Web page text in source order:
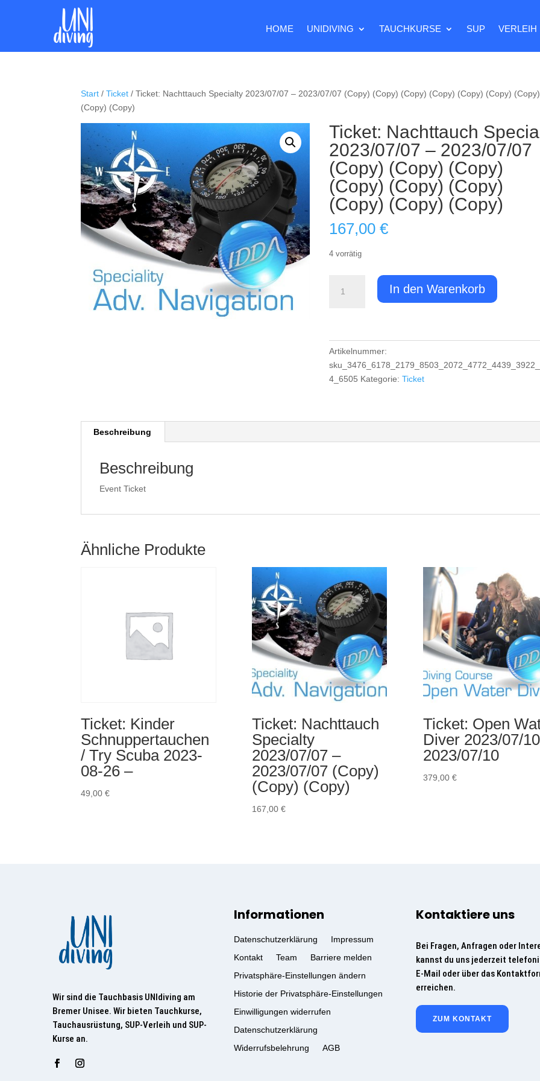
HOME UNIDIVING TAUCHKURSE SUP VERLEIH
Start /Ticket / Ticket: Nachttauch Specialty 2023/07/07 – 2023/07/07 (Copy) (Copy) (Copy) (Copy) (Copy) (Copy) (Copy)
(Copy) (Copy)
Ticket: Nachttauch
2023/07/07 – 2023/07/07
(Copy) (Copy) (Copy)
(Copy) (Copy) (Copy)
(Copy) (Copy) (Copy)
167,00€
4 vorrätig
Nachttauch
2023/07/07
(Copy)
(Copy)
(Copy)
In den Warenkorb
Artikelnummer:
4_6505 Kategorie:Ticket
Beschreibung
Beschreibung
Event Ticket
Ähnliche Produkte
Ticket: Kinder
Schnuppertauchen
/ Try Scuba 2023-
08-26 –
49,00€
Ticket: Nachttauch
Specialty
2023/07/07 –
2023/07/07 (Copy)
(Copy) (Copy)
167,00 €
Ticket: Open
Diver 2023/07/
2023/07/10
379,00 €
Wir sind die Tauchbasis UNIdiving am
Bremer Unisee. Wir bieten Tauchkurse,
Tauchausrüstung, SUP-Verleih und SUP-
Kurse an.
Informationen
Datenschutzerklärung
Impressum
Kontakt
Team
Barriere melden
Privatsphäre-Einstellungen ändern
Historie der Privatsphäre-Einstellungen
Einwilligungen widerrufen
Datenschutzerklärung
Widerrufsbelehrung
AGB
Kontaktiere uns
Bei Fragen, Anfragen oder
kannst du uns jederzeit
E-Mail oder über das
erreichen.
ZUM KONTAKT